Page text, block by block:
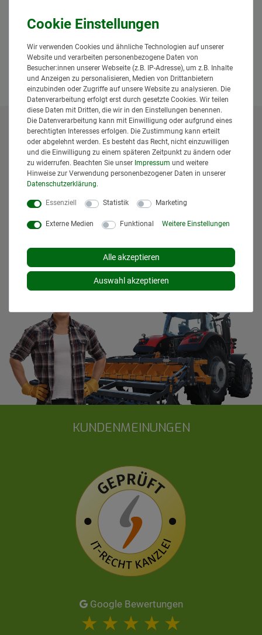
habe.*
Anfrage senden
* Alle Preise inklusive gesetzlicher Mehrwertsteuer und
zuzüglichVersandkosten. Der Versand erfolgt bei vielen
Artikeln bei Bestellungen bis 14 Uhr und Sofortbezahlung
(z.B. PayPal) bereits am gleichen Werktag. Die angegebenen
Lieferzeiten gelten für Lieferungen innerhalb Deutschlands.
Versand innerhalb Deutschlands, soweit kein anders
Lieferland ausgewählt wurde. Versandkosten und
Lieferzeiten für andere Länder entnehmen Sie bitte
KUNDENMEINUNGEN
Google Bewertungen
Wir verwenden Cookies und ähnliche Technologien auf unserer
Website und verarbeiten personenbezogene Daten von
Besucher:innen unserer Webseite (z.B. IP-Adresse), um z.B. Inhalte
und Anzeigen zu personalisieren, Medien von Drittanbietern
einzubinden oder Zugriffe auf unsere Website zu analysieren. Die
Datenverarbeitung erfolgt erst durch gesetzte Cookies. Wir teilen
diese Daten mit Dritten, die wir in den Einstellungen benennen.
Die Datenverarbeitung kann mit Einwilligung oder aufgrund eines
berechtigten Interesses erfolgen. Die Zustimmung kann erteilt
oder abgelehnt werden. Es besteht das Recht, nicht einzuwilligen
und die Einwilligung zu einem späteren Zeitpunkt zu ändern oder
zu widerrufen. Beachten Sie unser Impressum und weitere
Hinweise zur Verwendung personenbezogener Daten in unserer
Daten­schutz­erklärung.
Essenziell Statistik Marketing
Externe Medien Funktional Weitere Einstellungen
Alle akzeptieren
Auswahl akzeptieren